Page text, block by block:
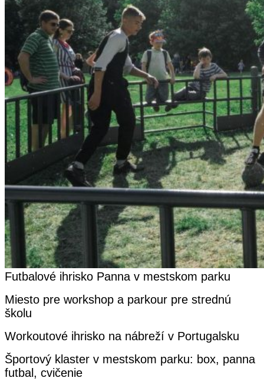
Futbalové ihrisko Panna v mestskom parku
Miesto pre workshop a parkour pre strednú
školu
Workoutové ihrisko na nábreží v Portugalsku
Športový klaster v mestskom parku: box, panna
futbal, cvičenie